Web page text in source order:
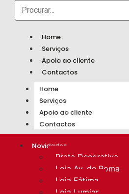
Home
Serviços
Apoio ao cliente
Contactos
Home
Serviços
Apoio ao cliente
Contactos
Novidades
Prata Decorativa
Loja Av. de Roma
Loja Fátima
Loja Lumiar